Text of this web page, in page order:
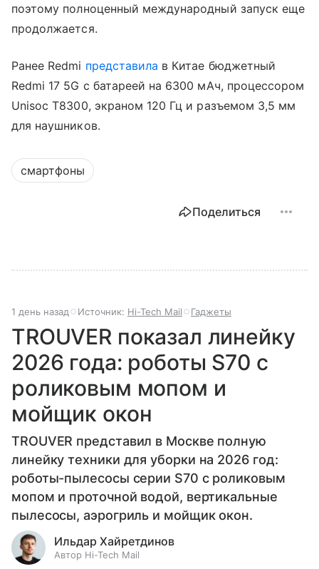
поэтому полноценный международный запуск еще
продолжается.
Ранее Redmi представила в Китае бюджетный
Redmi 17 5G с батареей на 6300 мАч, процессором
Unisoc T8300, экраном 120 Гц и разъемом 3,5 мм
для наушников.
смартфоны
Поделиться
1 день назад Источник: Hi-Tech Mail Гаджеты
TROUVER показал линейку
2026 года: роботы S70 с
роликовым мопом и
мойщик окон
TROUVER представил в Москве полную
линейку техники для уборки на 2026 год:
роботы-пылесосы серии S70 с роликовым
мопом и проточной водой, вертикальные
пылесосы, аэрогриль и мойщик окон.
Ильдар Хайретдинов
Автор Hi-Tech Mail